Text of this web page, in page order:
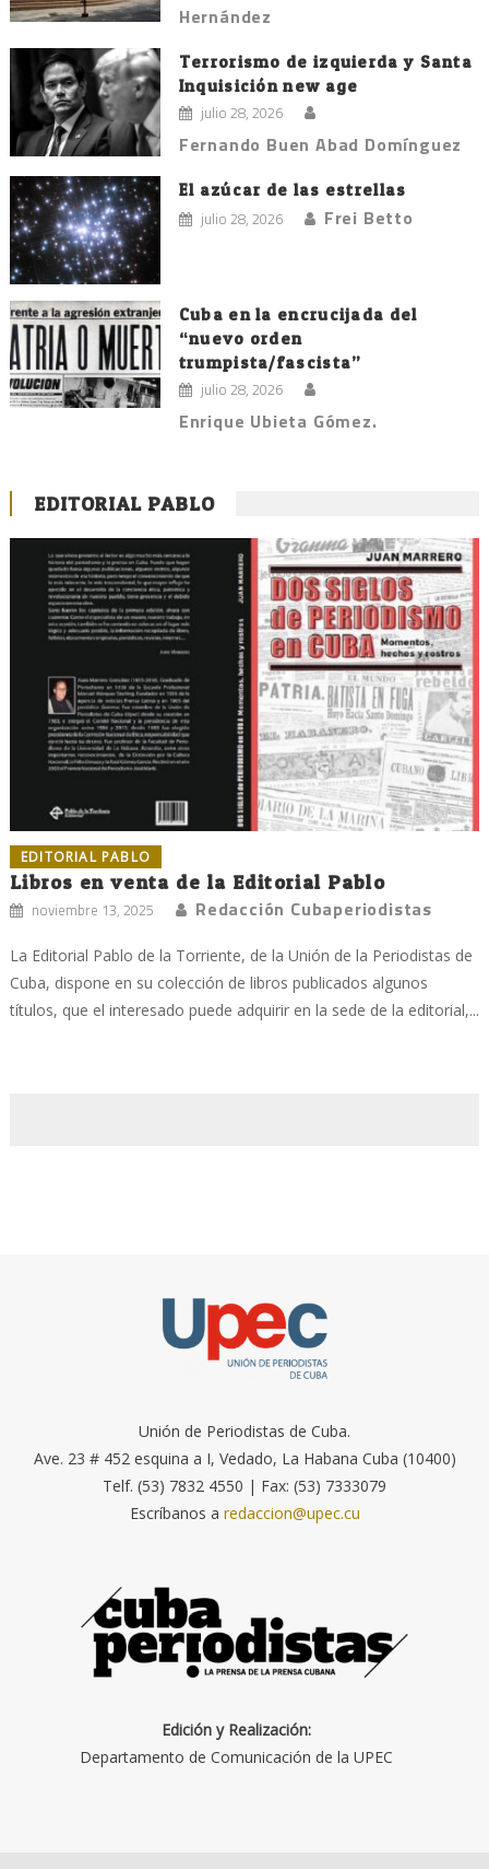
Hernández
Terrorismo de izquierda y Santa
Inquisición new age
julio 28, 2026
Fernando Buen Abad Domínguez
El azúcar de las estrellas
julio 28, 2026 Frei Betto
Cuba en la encrucijada del
“nuevo orden
trumpista/fascista”
julio 28, 2026
Enrique Ubieta Gómez.
EDITORIAL PABLO
EDITORIAL PABLO
Libros en venta de la Editorial Pablo
noviembre 13, 2025 Redacción Cubaperiodistas
La Editorial Pablo de la Torriente, de la Unión de la Periodistas de
Cuba, dispone en su colección de libros publicados algunos
títulos, que el interesado puede adquirir en la sede de la editorial,...
Unión de Periodistas de Cuba.
Ave. 23 # 452 esquina a I, Vedado, La Habana Cuba (10400)
Telf. (53) 7832 4550 | Fax: (53) 7333079
Escríbanos a redaccion@upec.cu
Edición y Realización:
Departamento de Comunicación de la UPEC